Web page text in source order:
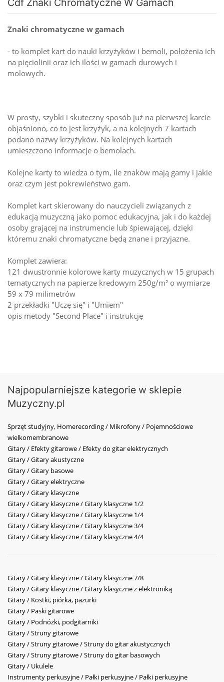
Cdf Znaki Chromatyczne W Gamach
Znaki chromatyczne w gamach
- to komplet kart do nauki krzyżyków i bemoli, położenia ich
na pięciolinii oraz ich ilości w gamach durowych i
molowych.
W prosty, szybki i skuteczny sposób już na pierwszej karcie
objaśniono, co to jest krzyżyk, a na kolejnych 7 kartach
podano nazwy krzyżyków. Na kolejnych kartach
umieszczono informacje o bemolach.
Kolejne karty to wiedza o tym, ile znaków mają gamy i jakie
oraz czym jest pokrewieństwo gam.
Komplet kart skierowany do nauczycieli związanych z
edukacją muzyczną jako pomoc edukacyjna, jak i do każdej
osoby grającej na instrumencie lub śpiewającej, dzięki
któremu znaki chromatyczne będą znane i przyjazne.
Komplet zawiera:
121 dwustronnie kolorowe karty muzycznych w 15 grupach
tematycznych na papierze kredowym 250g/m² o wymiarze
59 x 79 milimetrów
2 przekładki "Uczę się" i "Umiem"
opis metody "Second Place" i instrukcję
Najpopularniejsze kategorie w sklepie
Muzyczny.pl
Sprzęt studyjny, Homerecording / Mikrofony / Pojemnościowe
wielkomembranowe
Gitary / Efekty gitarowe / Efekty do gitar elektrycznych
Gitary / Gitary akustyczne
Gitary / Gitary basowe
Gitary / Gitary elektryczne
Gitary / Gitary klasyczne
Gitary / Gitary klasyczne / Gitary klasyczne 1/2
Gitary / Gitary klasyczne / Gitary klasyczne 1/4
Gitary / Gitary klasyczne / Gitary klasyczne 3/4
Gitary / Gitary klasyczne / Gitary klasyczne 4/4
Gitary / Gitary klasyczne / Gitary klasyczne 7/8
Gitary / Gitary klasyczne / Gitary klasyczne z elektroniką
Gitary / Kostki, piórka, pazurki
Gitary / Paski gitarowe
Gitary / Podnóżki, podgitarniki
Gitary / Struny gitarowe
Gitary / Struny gitarowe / Struny do gitar akustycznych
Gitary / Struny gitarowe / Struny do gitar basowych
Gitary / Ukulele
Instrumenty perkusyjne / Pałki perkusyjne / Pałki perkusyjne